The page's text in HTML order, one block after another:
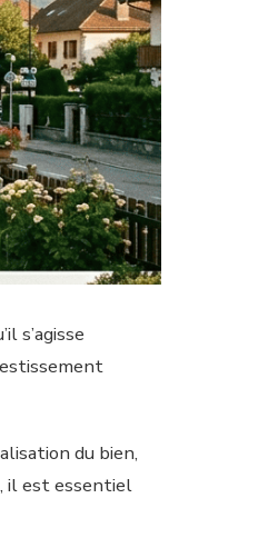
s’agisse
du bien,
il est essentiel